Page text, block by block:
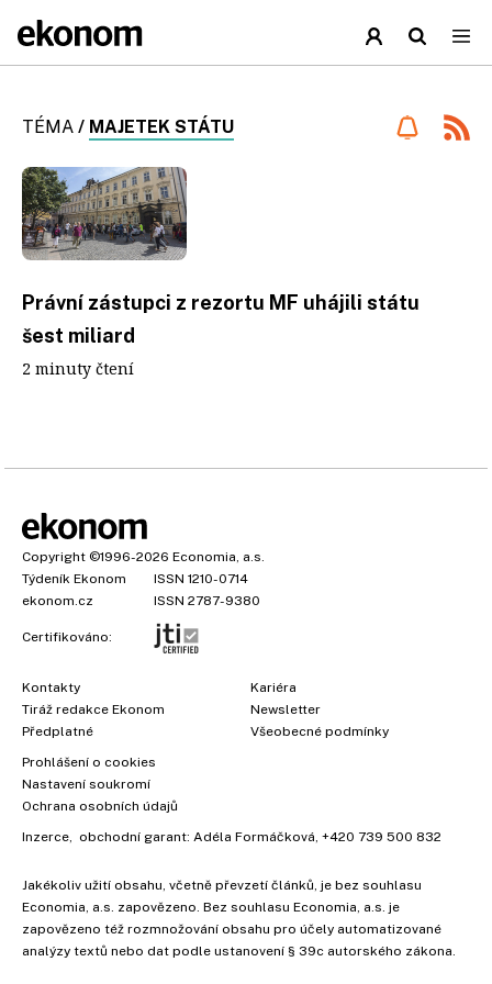
TÉMA / MAJETEK STÁTU
Právní zástupci z rezortu MF uhájili státu
šest miliard
2 minuty čtení
Copyright ©1996-2026 Economia, a.s.
Týdeník Ekonom
ISSN 1210-0714
ekonom.cz
ISSN 2787-9380
Certifikováno:
Kontakty
Tiráž redakce Ekonom
Předplatné
Kariéra
Newsletter
Všeobecné podmínky
Prohlášení o cookies
Nastavení soukromí
Ochrana osobních údajů
Inzerce , obchodní garant: Adéla Formáčková +420 739 500 832
Jakékoliv užití obsahu, včetně převzetí článků, je bez souhlasu
Economia, a.s. zapovězeno. Bez souhlasu Economia, a.s. je
zapovězeno též rozmnožování obsahu pro účely automatizované
analýzy textů nebo dat podle ustanovení § 39c autorského zákona.